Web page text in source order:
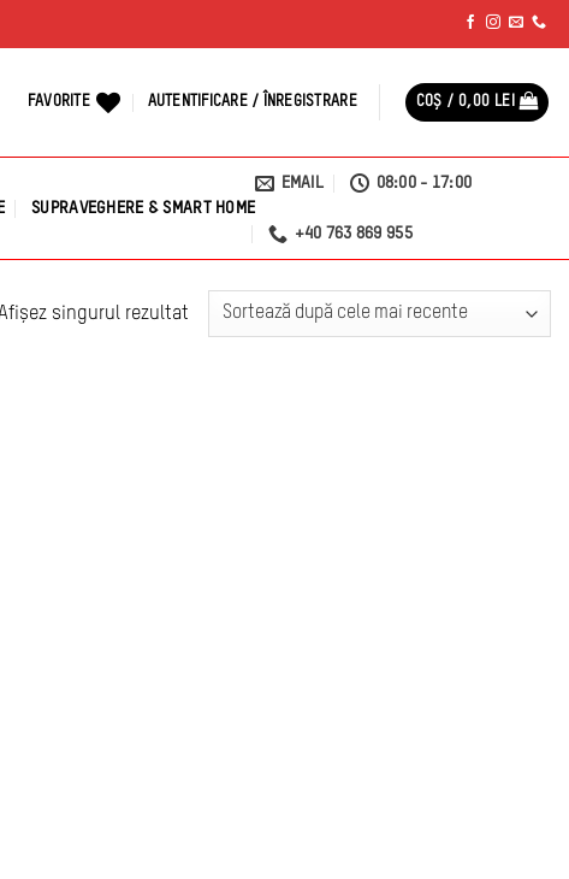
FAVORITE AUTENTIFICARE / ÎNREGISTRARE COȘ / 0,00 LEI
SUPRAVEGHERE & SMART HOME
EMAIL 08:00 - 17:00
+40 763 869 955
singurul rezultat